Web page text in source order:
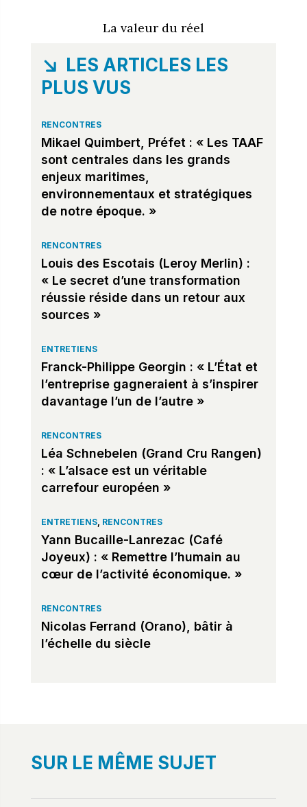
La valeur du réel
LES ARTICLES LES
PLUS VUS
RENCONTRES
Mikael Quimbert, Préfet : « Les TAAF
sont centrales dans les grands
enjeux maritimes,
environnementaux et stratégiques
de notre époque. »
RENCONTRES
Louis des Escotais (Leroy Merlin) :
« Le secret d’une transformation
réussie réside dans un retour aux
sources »
ENTRETIENS
Franck-Philippe Georgin : « L’État et
l’entreprise gagneraient à s’inspirer
davantage l’un de l’autre »
RENCONTRES
Léa Schnebelen (Grand Cru Rangen)
: « L’alsace est un véritable
carrefour européen »
ENTRETIENS, RENCONTRES
Yann Bucaille-Lanrezac (Café
Joyeux) : « Remettre l’humain au
cœur de l’activité économique. »
RENCONTRES
Nicolas Ferrand (Orano), bâtir à
l’échelle du siècle
SUR LE MÊME SUJET